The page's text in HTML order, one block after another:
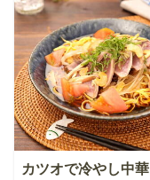
カツオで冷やし中華